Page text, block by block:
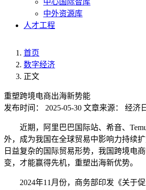
中心国际智库
中外资源库
人才工程
首页
数字经济
正文
重塑跨境电商出海新势能
发布时间：
2025-05-30 文章来源： 经济
近期，阿里巴巴国际站、希音、
外，成为我国在全球贸易中影响力持续
日益复杂的国际贸易形势，我国跨境电
变，才能赢得先机，重塑出海新优势。
2024年11月份，商务部印发《关于